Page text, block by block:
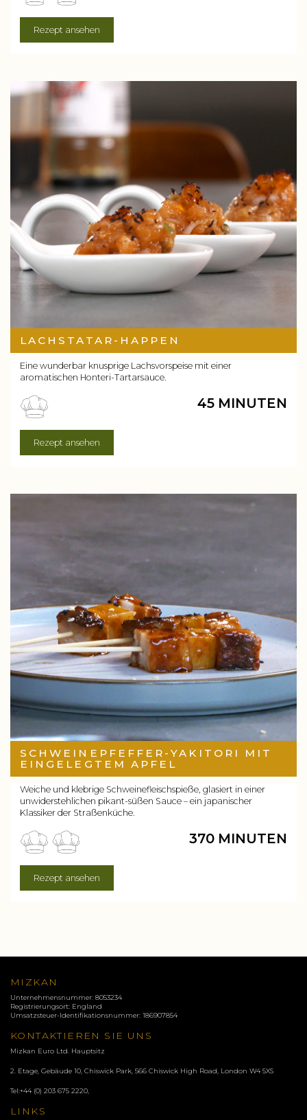
Rezept ansehen
LACHSTATAR-HAPPEN
Eine wunderbar knusprige Lachsvorspeise mit einer
aromatischen Honteri-Tartarsauce.
45 MINUTEN
Rezept ansehen
SCHWEINEPFEFFER-YAKITORI MIT
EINGELEGTEM APFEL
Weiche und klebrige Schweinefleischspieße, glasiert in einer
unwiderstehlichen pikant-süßen Sauce – ein japanischer
Klassiker der Straßenküche.
370 MINUTEN
Rezept ansehen
MIZKAN
Unternehmensnummer: 8053234
Registrierungsort: England
Umsatzsteuer-Identifikationsnummer: 186907854
KONTAKTIEREN SIE UNS
Mizkan Euro Ltd. Hauptsitz
2. Etage, Gebäude 10, Chiswick Park, 566 Chiswick High Road, London W4 5XS
Tel:+44 (0) 203 675 2220
LINKS